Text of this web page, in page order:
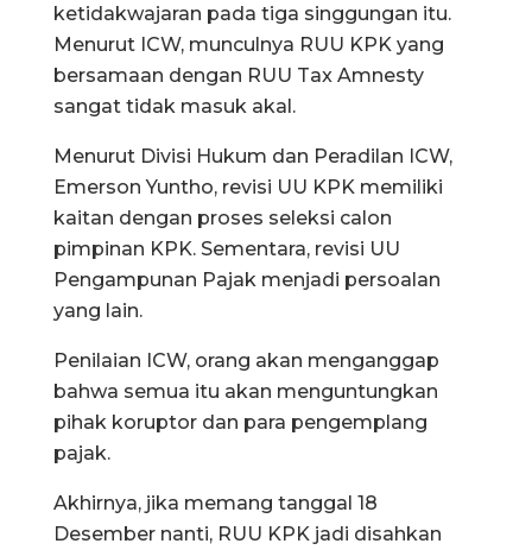
ketidakwajaran pada tiga singgungan itu.
Menurut ICW, munculnya RUU KPK yang
bersamaan dengan RUU Tax Amnesty
sangat tidak masuk akal.
Menurut Divisi Hukum dan Peradilan ICW,
Emerson Yuntho, revisi UU KPK memiliki
kaitan dengan proses seleksi calon
pimpinan KPK. Sementara, revisi UU
Pengampunan Pajak menjadi persoalan
yang lain.
Penilaian ICW, orang akan menganggap
bahwa semua itu akan menguntungkan
pihak koruptor dan para pengemplang
pajak.
Akhirnya, jika memang tanggal 18
Desember nanti, RUU KPK jadi disahkan